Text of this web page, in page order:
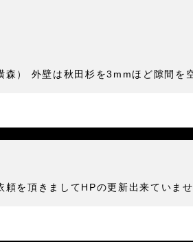
） 外壁は秋田杉を3mmほど隙間を
を頂きましてHPの更新出来ていま